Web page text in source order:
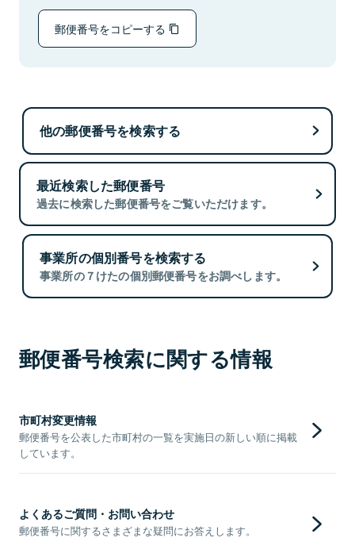
郵便番号をコピーする
他の郵便番号を検索する
最近検索した郵便番号
過去に検索した郵便番号をご覧いただけます。
事業所の個別番号を検索する
事業所の７けたの個別郵便番号をお調べします。
郵便番号検索に関する情報
市町村変更情報
郵便番号を公表した市町村の一覧を実施日の新しい順に掲載
しています。
よくあるご質問・お問い合わせ
郵便番号に関するさまざまな疑問にお答えします。